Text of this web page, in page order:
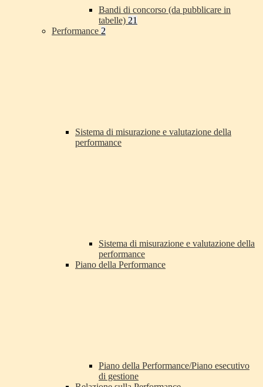
Bandi di concorso (da pubblicare in
tabelle) 21
Performance 2
Sistema di misurazione e valutazione della
performance
Sistema di misurazione e valutazione della
performance
Piano della Performance
Piano della Performance/Piano esecutivo
di gestione